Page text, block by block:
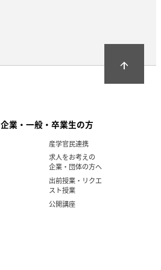
arrow_upward
企業・一般・卒業生の方
産学官民連携
求人をお考えの
企業・団体の方へ
出前授業・リクエ
スト授業
公開講座